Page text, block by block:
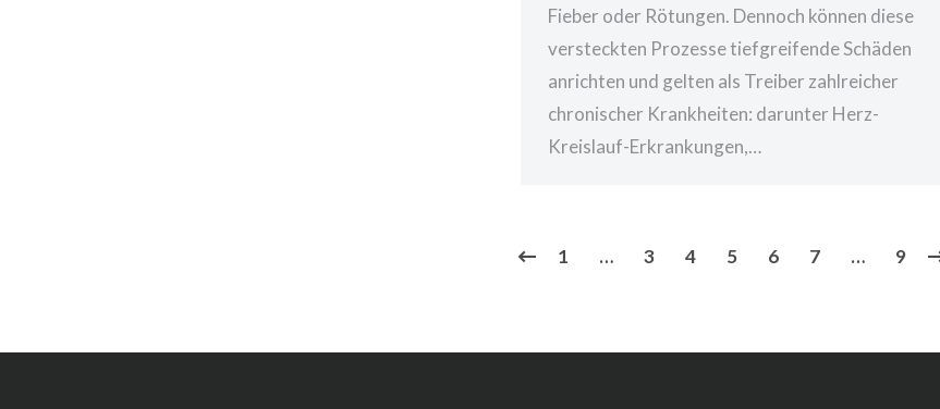
Fieber oder Rötungen. Dennoch können diese
versteckten Prozesse tiefgreifende Schäden
anrichten und gelten als Treiber zahlreicher
chronischer Krankheiten: darunter Herz-
Kreislauf-Erkrankungen,…
1 … 3 4 5 6 7 … 9